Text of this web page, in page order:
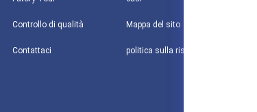
Controllo di qualità
Contattaci
Mappa del sito